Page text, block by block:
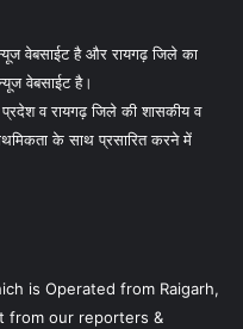
वेबसाईट है और रायगढ़ जिले का
वेबसाईट है।
व रायगढ़ जिले की शासकीय व
के साथ प्रसारित करने में
is Operated from Raigarh,
from our reporters &